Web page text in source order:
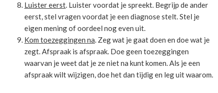
Luister eerst. Luister voordat je spreekt. Begrijp de ander
eerst, stel vragen voordat je een diagnose stelt. Stel je
eigen mening of oordeel nog even uit.
Kom toezeggingen na. Zeg wat je gaat doen en doe wat je
zegt. Afspraak is afspraak. Doe geen toezeggingen
waarvan je weet dat je ze niet na kunt komen. Als je een
afspraak wilt wijzigen, doe het dan tijdig en leg uit waarom.